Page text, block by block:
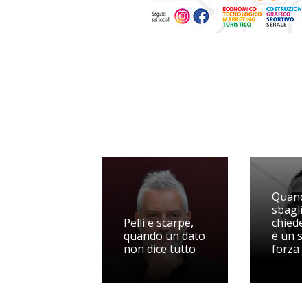
Pelli e scarpe,
quando un dato
non dice tutto
è un
forza